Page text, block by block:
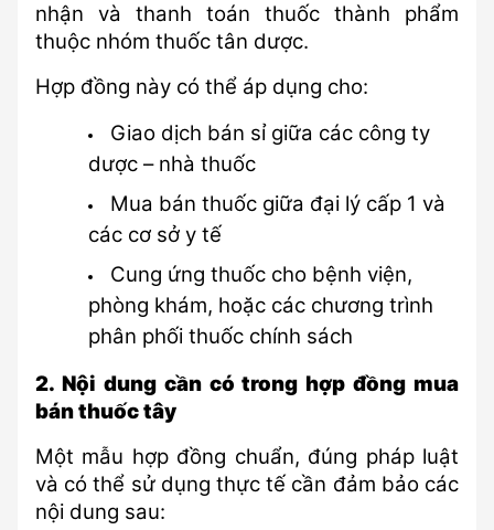
nhận và thanh toán thuốc thành phẩm
thuộc nhóm thuốc tân dược.
Hợp đồng này có thể áp dụng cho:
Giao dịch bán sỉ giữa các công ty
dược – nhà thuốc
Mua bán thuốc giữa đại lý cấp 1 và
các cơ sở y tế
Cung ứng thuốc cho bệnh viện,
phòng khám, hoặc các chương trình
phân phối thuốc chính sách
2. Nội dung cần có trong hợp đồng mua
bán thuốc tây
Một mẫu hợp đồng chuẩn, đúng pháp luật
và có thể sử dụng thực tế cần đảm bảo các
nội dung sau: